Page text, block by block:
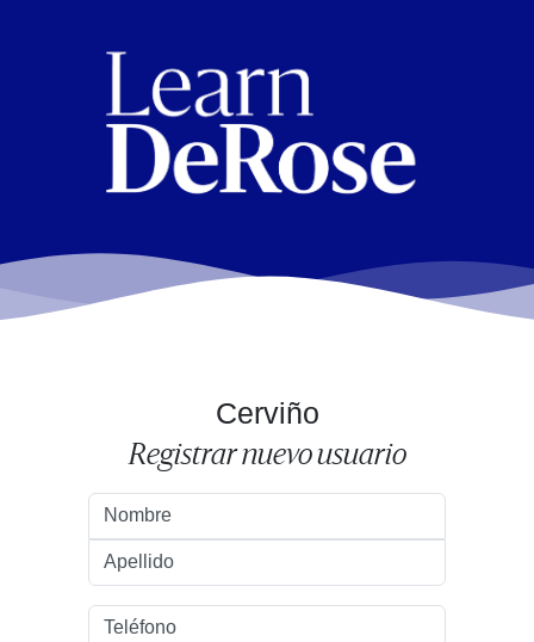
Cerviño
Registrar nuevo usuario
Nombre
Apellido
Teléfono